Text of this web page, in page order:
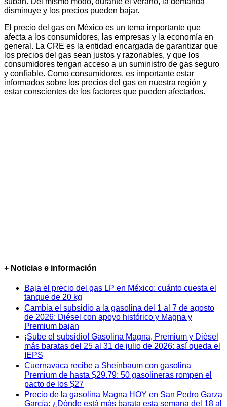
disminuye y los precios pueden bajar.
El precio del gas en México es un tema importante que
afecta a los consumidores, las empresas y la economía en
general. La CRE es la entidad encargada de garantizar que
los precios del gas sean justos y razonables, y que los
consumidores tengan acceso a un suministro de gas seguro
y confiable. Como consumidores, es importante estar
informados sobre los precios del gas en nuestra región y
estar conscientes de los factores que pueden afectarlos.
+ Noticias e información
Baja el precio del gas LP en México: cuánto cuesta el
tanque de 20 kg
Cambia el subsidio a la gasolina del 1 al 7 de agosto
de 2026: Diésel con apoyo histórico y Magna y
Premium bajan
¡Sube el subsidio! Gasolina Magna, Premium y Diésel
más baratas del 25 al 31 de julio de 2026: así queda el
IEPS
Cuernavaca recibe a Sheinbaum con gasolina
Premium de hasta $29.79: 50 gasolineras rompen el
pacto de los $27
Precio de la gasolina Magna HOY en San Pedro Garza
García: ¿Dónde está más barata esta semana del 18 al